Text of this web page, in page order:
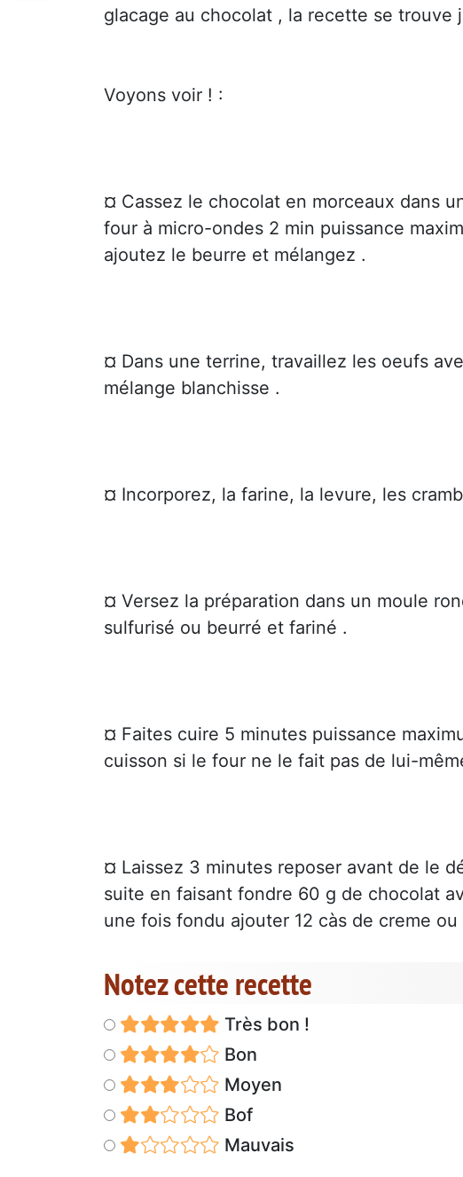
glacage au chocolat , la recette se trouve
Voyons voir ! :
¤ Cassez le chocolat en morceaux dans
four à micro-ondes 2 min puissance
ajoutez le beurre et mélangez .
¤ Dans une terrine, travaillez les oeufs
mélange blanchisse .
¤ Incorporez, la farine, la levure, les
¤ Versez la préparation dans un moule
sulfurisé ou beurré et fariné .
¤ Faites cuire 5 minutes puissance
cuisson si le four ne le fait pas de lui-
¤ Laissez 3 minutes reposer avant de le
suite en faisant fondre 60 g de chocolat
une fois fondu ajouter 12 càs de creme
Notez cette recette
Très bon !
Bon
Moyen
Bof
Mauvais